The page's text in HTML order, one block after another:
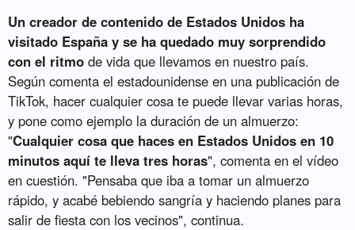
Un creador de contenido de Estados Unidos ha
visitado España y se ha quedado muy sorprendido
con el ritmo de vida que llevamos en nuestro país.
Según comenta el estadounidense en una publicación de
TikTok, hacer cualquier cosa te puede llevar varias horas,
y pone como ejemplo la duración de un almuerzo:
"Cualquier cosa que haces en Estados Unidos en 10
minutos aquí te lleva tres horas", comenta en el vídeo
en cuestión. "Pensaba que iba a tomar un almuerzo
rápido, y acabé bebiendo sangría y haciendo planes para
salir de fiesta con los vecinos", continua.